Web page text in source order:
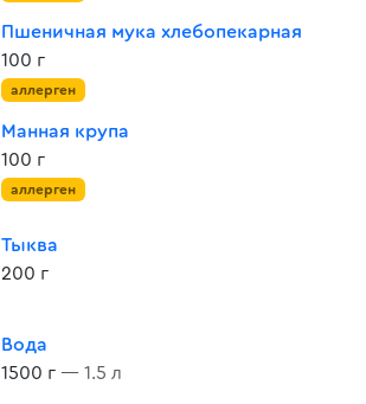
Пшеничная мука хлебопекарная
100 г
аллерген
Манная крупа
100 г
аллерген
Тыква
200 г
Вода
1500 г — 1.5 л